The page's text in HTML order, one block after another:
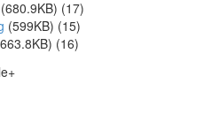
(680.9KB) (17)
(599KB) (15)
(16)